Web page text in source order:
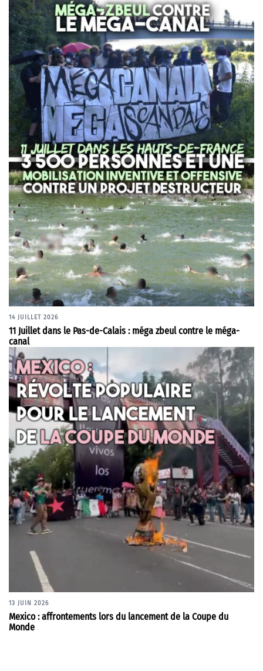
14 JUILLET 2026
11 Juillet dans le Pas-de-Calais : méga zbeul contre le méga-
canal
13 JUIN 2026
Mexico : affrontements lors du lancement de la Coupe du
Monde